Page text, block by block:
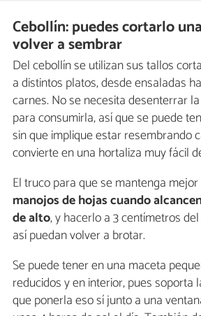
Cebollín: puedes cortarlo
volver a sembrar
Del cebollín se utilizan sus tallos
a distintos platos, desde ensaladas
carnes. No se necesita desenterrar
para consumirla, así que se puede
sin que implique estar resembrando
convierte en una hortaliza muy fácil
El truco para que se mantenga
manojos de hojas cuando
de alto, y hacerlo a 3 centímetros
así puedan volver a brotar.
Se puede tener en una maceta
reducidos y en interior, pues soporta
que ponerla eso sí junto a una